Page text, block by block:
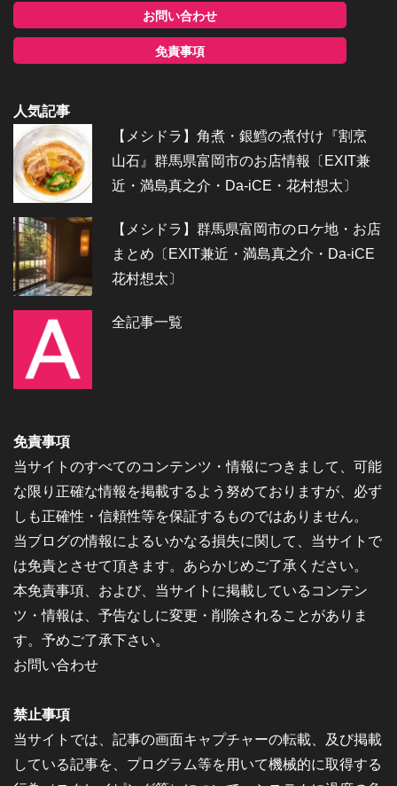
お問い合わせ
免責事項
人気記事
【メシドラ】角煮・銀鱈の煮付け『割烹
山石』群馬県富岡市のお店情報〔EXIT兼
近・満島真之介・Da-iCE・花村想太〕
【メシドラ】群馬県富岡市のロケ地・お店
まとめ〔EXIT兼近・満島真之介・Da-iCE
花村想太〕
全記事一覧
免責事項
当サイトのすべてのコンテンツ・情報につきまして、可能
な限り正確な情報を掲載するよう努めておりますが、必ず
しも正確性・信頼性等を保証するものではありません。
当ブログの情報によるいかなる損失に関して、当サイトで
は免責とさせて頂きます。あらかじめご了承ください。
本免責事項、および、当サイトに掲載しているコンテン
ツ・情報は、予告なしに変更・削除されることがありま
す。予めご了承下さい。
お問い合わせ
禁止事項
当サイトでは、記事の画面キャプチャーの転載、及び掲載
している記事を、プログラム等を用いて機械的に取得する